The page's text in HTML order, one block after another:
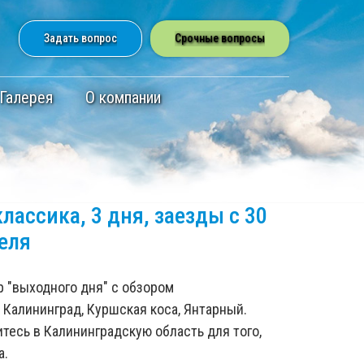
Задать вопрос Cрочные вопросы
Галерея О компании
3 дня, заезды с 30
"выходного дня" с обзором
Куршская коса, Янтарный.
в Калининградскую область для того,